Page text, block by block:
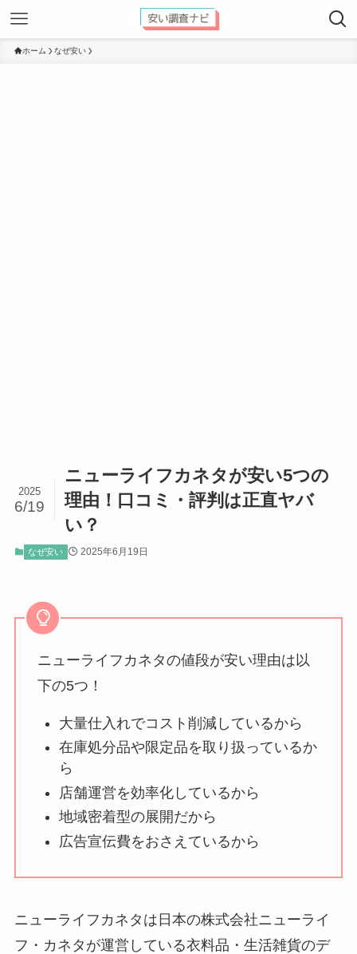
ホーム なぜ安い
ニューライフカネタが安い5つの
理由！口コミ・評判は正直ヤバ
い？
2025
6/19
なぜ安い 2025年6月19日
ニューライフカネタの値段が安い理由は以
下の5つ！
大量仕入れでコスト削減しているから
在庫処分品や限定品を取り扱っているか
ら
店舗運営を効率化しているから
地域密着型の展開だから
広告宣伝費をおさえているから
ニューライフカネタは日本の株式会社ニューライ
フ・カネタが運営している衣料品・生活雑貨のデ